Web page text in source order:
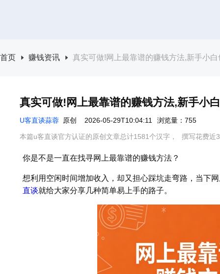
首页 赚钱资讯 真实可做!网上最靠谱的赚钱方法,新手小
真实可做!网上最靠谱的赚钱方法,新手小
U客直谈蒜蓉 原创 2026-05-29T10:04:11 浏览量：755
本篇u客直谈官方认证的原创文章总计1581个汉字， 撰写花费近
你是不是一直在找寻网上最靠谱的赚钱方法？
想利用空闲时间增加收入，却又担心踩坑走弯路，当下
直谈就给大家分享几种简单易上手的路子。